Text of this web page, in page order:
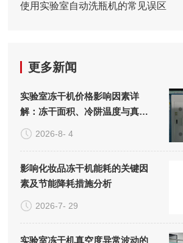
使用实验室自动洗瓶机的常见误区
更多新闻
实验室冻干机价格影响因素详
解：冻干面积、冷阱温度与真空
系统的成本构成
2026-8- 4
影响化妆品冻干机能耗的关键因
素及节能降耗措施分析
2026-7- 29
实验室冻干机真空度异常波动的